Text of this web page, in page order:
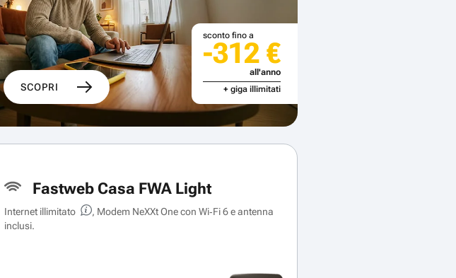
SCOPRI
sconto fino a
-312 €
all'anno
+ giga illimitati
Fastweb Casa FWA Light
Internet illimitato
, Modem NeXXt One con Wi‑Fi 6 e antenna
inclusi.